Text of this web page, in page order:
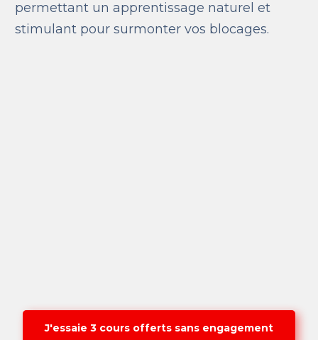
permettant un apprentissage naturel et
stimulant pour surmonter vos blocages.
J'essaie 3 cours offerts sans engagement